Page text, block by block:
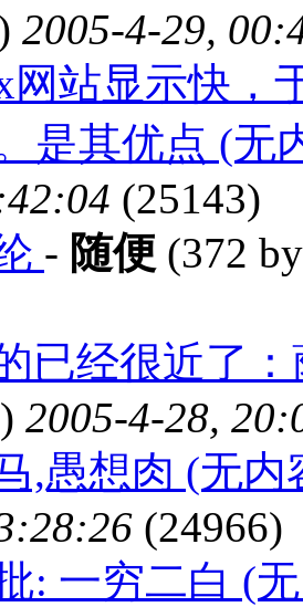
2005-4-29,
网站显示快，
是其优点 (无
(25143)
- 随便 (372
已经很近了
2005-4-28,
,愚想肉 (无内
(24966)
: 一穷二白 (